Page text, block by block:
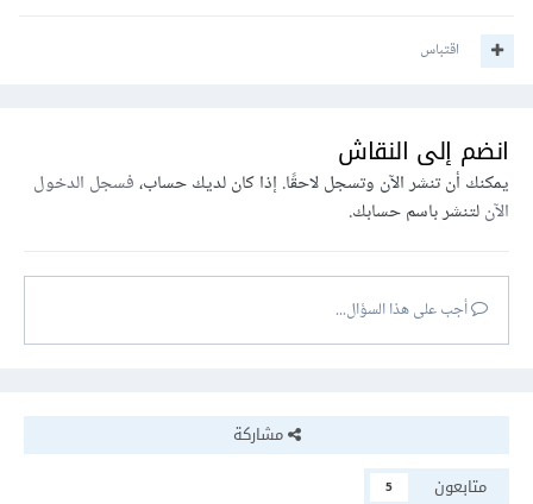
اقتباس
انضم إلى النقاش
يمكنك أن تنشر الآن وتسجل لاحقًا. إذا كان لديك حساب،فسجل الدخول
الآنلتنشر باسم حسابك.
أجب على هذا السؤال...
مشاركة
متابعون
5